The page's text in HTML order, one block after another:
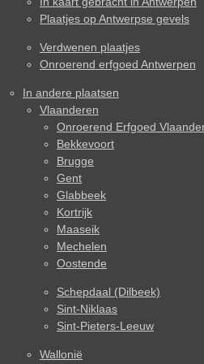
Plaatjes op Antwerpse gevels
Verdwenen plaatjes
Onroerend erfgoed Antwerpen
In andere plaatsen
Vlaanderen
Onroerend Erfgoed
Bekkevoort
Brugge
Gent
Glabbeek
Kortrijk
Maaseik
Mechelen
Oostende
Schepdaal (Dilbeek)
Sint-Niklaas
Sint-Pieters-Leeuw
Wallonië